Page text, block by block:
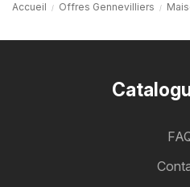
Accueil Offres Gennevilliers